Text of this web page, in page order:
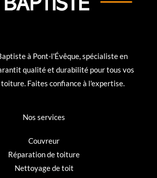
à Pont-l'Évêque, spécialiste en
qualité et durabilité pour tous vos
Faites confiance à l'expertise.
Nos services
Couvreur
Réparation de toiture
Nettoyage de toit